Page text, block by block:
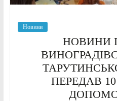
Новини
НОВИНИ
ПЕРЕДАВ